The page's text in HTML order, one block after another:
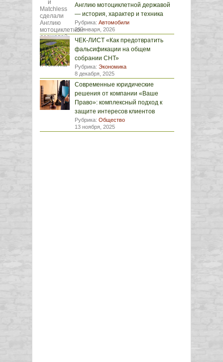
Англию мотоциклетной державой
— история, характер и техника
Рубрика: Автомобили
29 января, 2026
ЧЕК-ЛИСТ «Как предотвратить
фальсификации на общем
собрании СНТ»
Рубрика: Экономика
8 декабря, 2025
Современные юридические
решения от компании «Ваше
Право»: комплексный подход к
защите интересов клиентов
Рубрика: Общество
13 ноября, 2025